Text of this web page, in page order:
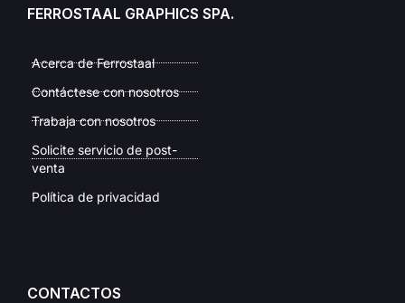
FERROSTAAL GRAPHICS SPA.
Acerca de Ferrostaal
Contáctese con nosotros
Trabaja con nosotros
Solicite servicio de post-
venta
Política de privacidad
CONTACTOS